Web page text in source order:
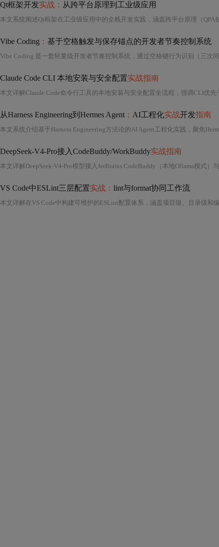
Qt框架开发实战： 从跨平台原理到工业级应用
Vibe Coding ： 基于空格触发与保存锚点的开发者节奏控制系统
Claude Code CLI 本地安装与安全配置实战指南
本文详解Claude Code命令行工具的本地安装与安全配置全流程，强调CLI优先
从Harness Engineering到Hermes Agent ： AI工程化实战开发指南
DeepSeek-V4-Pro接入CodeBuddy/WorkBuddy实战指南
VS Code中ESLint三层配置实战： lint与format协同工作流